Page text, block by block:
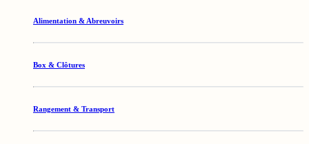
Alimentation & Abreuvoirs
Box & Clôtures
Rangement & Transport